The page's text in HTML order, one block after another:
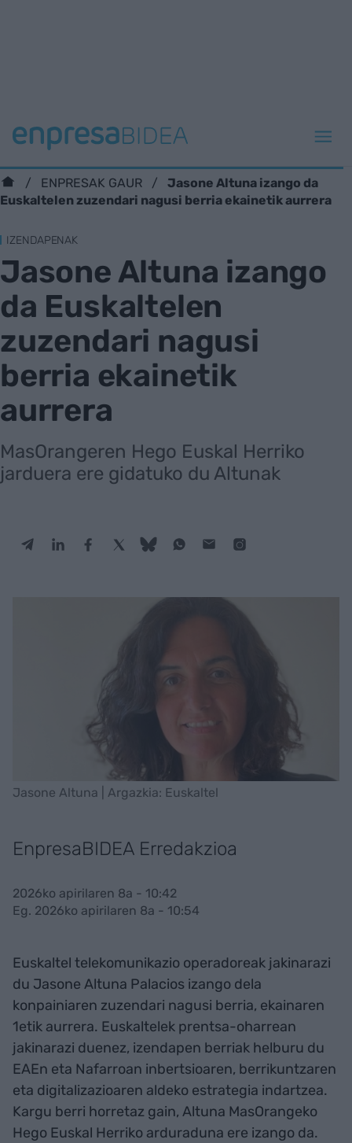
ENPRESAK GAUR
Jasone Altuna izango da
Euskaltelen zuzendari nagusi berria ekainetik aurrera
IZENDAPENAK
Jasone Altuna izango
da Euskaltelen
zuzendari nagusi
berria ekainetik
aurrera
MasOrangeren Hego Euskal Herriko
jarduera ere gidatuko du Altunak
Jasone Altuna | Argazkia: Euskaltel
EnpresaBIDEA Erredakzioa
2026ko apirilaren 8a - 10:42
Eg. 2026ko apirilaren 8a - 10:54
Euskaltel telekomunikazio operadoreak jakinarazi
du Jasone Altuna Palacios izango dela
konpainiaren zuzendari nagusi berria, ekainaren
1etik aurrera. Euskaltelek prentsa-oharrean
jakinarazi duenez, izendapen berriak helburu du
EAEn eta Nafarroan inbertsioaren, berrikuntzaren
eta digitalizazioaren aldeko estrategia indartzea.
Kargu berri horretaz gain, Altuna MasOrangeko
Hego Euskal Herriko arduraduna ere izango da.